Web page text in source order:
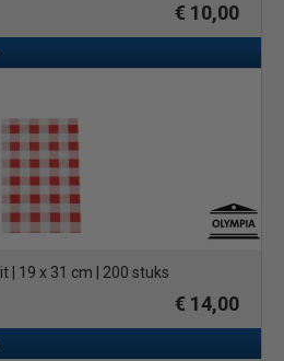
€ 10,00
| 19 x 31 cm | 200 stuks
€ 14,00